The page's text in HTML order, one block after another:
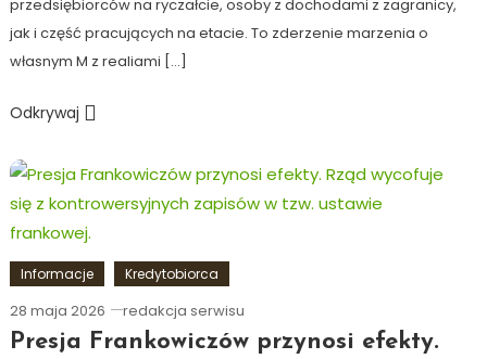
przedsiębiorców na ryczałcie, osoby z dochodami z zagranicy,
jak i część pracujących na etacie. To zderzenie marzenia o
własnym M z realiami […]
Odkrywaj
Informacje Kredytobiorca
28 maja 2026 redakcja serwisu
Presja Frankowiczów przynosi efekty.